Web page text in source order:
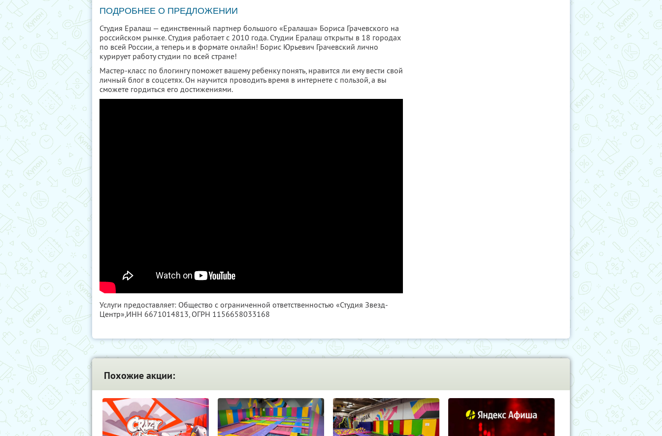
ПОДРОБНЕЕ О ПРЕДЛОЖЕНИИ
Студия Ералаш — единственный партнер большого «Ералаша» Бориса Грачевского на
российском рынке. Студия работает с 2010 года. Студии Ералаш открыты в 18 городах
по всей России, а теперь и в формате онлайн! Борис Юрьевич Грачевский лично
курирует работу студии по всей стране!
Мастер-класс по блогингу поможет вашему ребенку понять, нравится ли ему вести свой
личный блог в соцсетях. Он научится проводить время в интернете с пользой, а вы
сможете гордиться его достижениями.
Услуги предоставляет: Общество с ограниченной ответственностью «Студия Звезд-
Центр»,ИНН 6671014813, ОГРН 1156658033168
Похожие акции: